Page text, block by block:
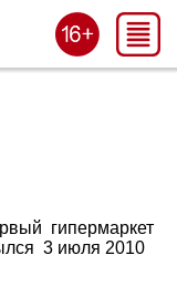
гипермаркет
3 июля 2010